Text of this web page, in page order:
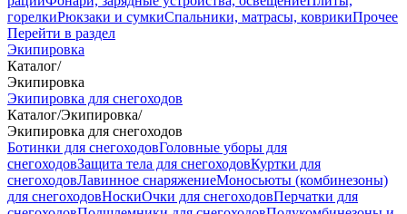
горелкиРюкзаки и сумкиСпальники, матрасы, коврикиПрочее
Перейти в раздел
Экипировка
Каталог/
Экипировка
Экипировка для снегоходов
Каталог/Экипировка/
Экипировка для снегоходов
Ботинки для снегоходовГоловные уборы для
снегоходовЗащита тела для снегоходовКуртки для
снегоходовЛавинное снаряжениеМоносьюты (комбинезоны)
для снегоходовНоскиОчки для снегоходовПерчатки для